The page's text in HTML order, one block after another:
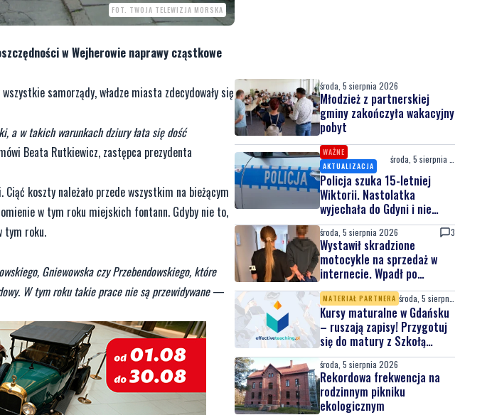
FOT. TWOJA TELEWIZJA MORSKA
w Wejherowie naprawy cząstkowe
samorządy, władze miasta zdecydowały się
a w takich warunkach dziury łata się dość
Beata Rutkiewicz, zastępca prezydenta
koszty należało przede wszystkim na bieżącym
w tym roku miejskich fontann. Gdyby nie to,
tym roku.
Gniewowska czy Przebendowskiego, które
W tym roku takie prace nie są przewidywane—
środa, 5 sierpnia 2026
Młodzież z partnerskiej
gminy zakończyła wakacyjny
pobyt
WAŻNE
AKTUALIZACJA
Policja szuka 15-letniej
Wiktorii. Nastolatka
wyjechała do Gdyni i nie
wróciła
środa, 5 sierpnia 2026 3
Wystawił skradzione
motocykle na sprzedaż w
internecie. Wpadł po
zgłoszeniu właściciela
MATERIAŁ PARTNERA
Kursy maturalne w Gdańsku
– ruszają zapisy! Przygotuj
się do matury z Szkołą
Effective Teaching!
środa, 5 sierpnia 2026
Rekordowa frekwencja na
rodzinnym pikniku
ekologicznym